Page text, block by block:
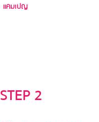
แคมเปญ
STEP 2